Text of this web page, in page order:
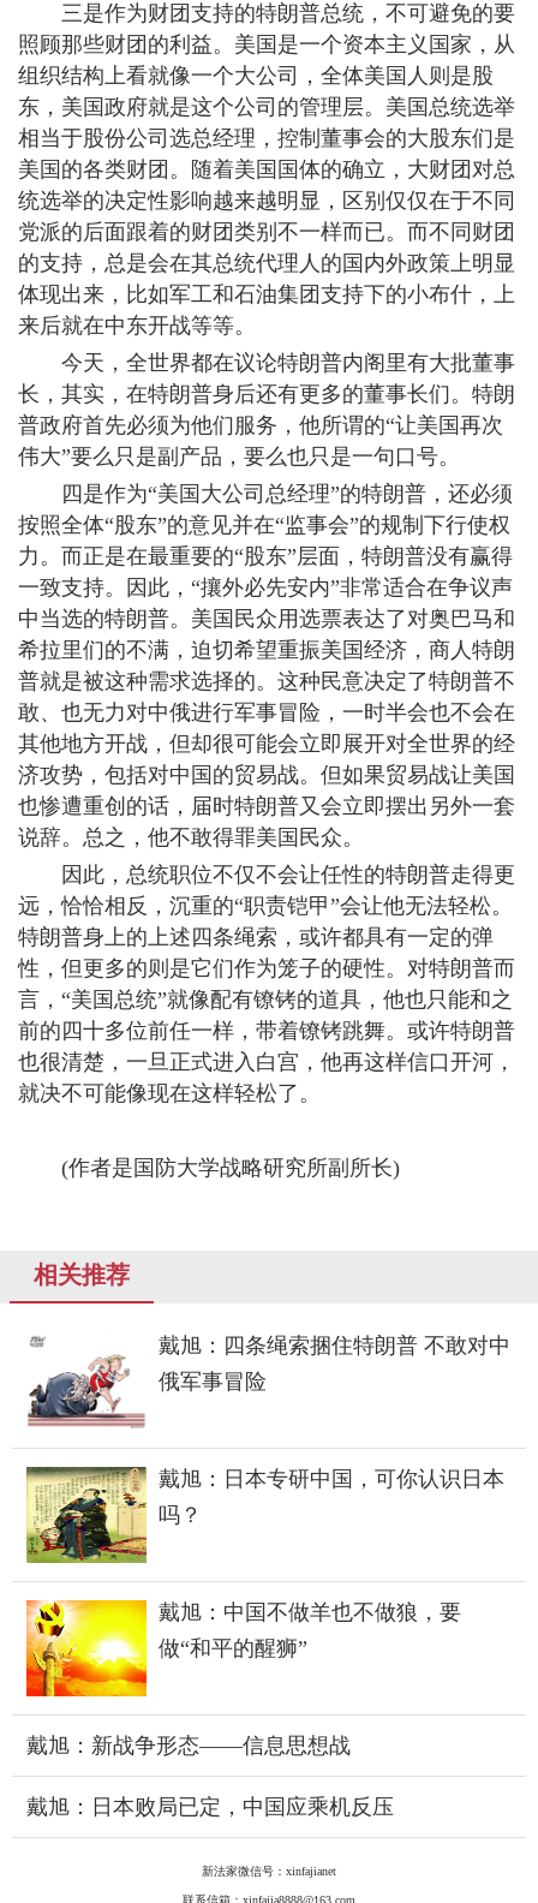
三是作为财团支持的特朗普总统，不可避免的要
照顾那些财团的利益。美国是一个资本主义国家，从
组织结构上看就像一个大公司，全体美国人则是股
东，美国政府就是这个公司的管理层。美国总统选举
相当于股份公司选总经理，控制董事会的大股东们是
美国的各类财团。随着美国国体的确立，大财团对总
统选举的决定性影响越来越明显，区别仅仅在于不同
党派的后面跟着的财团类别不一样而已。而不同财团
的支持，总是会在其总统代理人的国内外政策上明显
体现出来，比如军工和石油集团支持下的小布什，上
来后就在中东开战等等。
今天，全世界都在议论特朗普内阁里有大批董事
长，其实，在特朗普身后还有更多的董事长们。特朗
普政府首先必须为他们服务，他所谓的“让美国再次
伟大”要么只是副产品，要么也只是一句口号。
四是作为“美国大公司总经理”的特朗普，还必须
按照全体“股东”的意见并在“监事会”的规制下行使权
力。而正是在最重要的“股东”层面，特朗普没有赢得
一致支持。因此，“攘外必先安内”非常适合在争议声
中当选的特朗普。美国民众用选票表达了对奥巴马和
希拉里们的不满，迫切希望重振美国经济，商人特朗
普就是被这种需求选择的。这种民意决定了特朗普不
敢、也无力对中俄进行军事冒险，一时半会也不会在
其他地方开战，但却很可能会立即展开对全世界的经
济攻势，包括对中国的贸易战。但如果贸易战让美国
也惨遭重创的话，届时特朗普又会立即摆出另外一套
说辞。总之，他不敢得罪美国民众。
因此，总统职位不仅不会让任性的特朗普走得更
远，恰恰相反，沉重的“职责铠甲”会让他无法轻松。
特朗普身上的上述四条绳索，或许都具有一定的弹
性，但更多的则是它们作为笼子的硬性。对特朗普而
言，“美国总统”就像配有镣铐的道具，他也只能和之
前的四十多位前任一样，带着镣铐跳舞。或许特朗普
也很清楚，一旦正式进入白宫，他再这样信口开河，
就决不可能像现在这样轻松了。
(作者是国防大学战略研究所副所长)
相关推荐
戴旭：四条绳索捆住特朗普 不敢对中
俄军事冒险
戴旭：日本专研中国，可你认识日本
吗？
戴旭：中国不做羊也不做狼，要
做“和平的醒狮”
戴旭：新战争形态——信息思想战
戴旭：日本败局已定，中国应乘机反压
新法家微信号：xinfajianet
联系信箱：xinfajia8888@163.com